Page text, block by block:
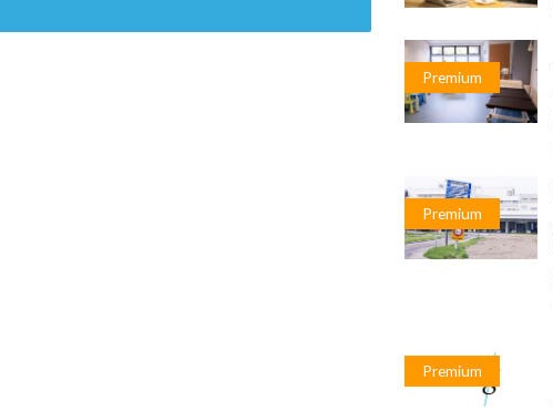
Premium
Premium
Premium